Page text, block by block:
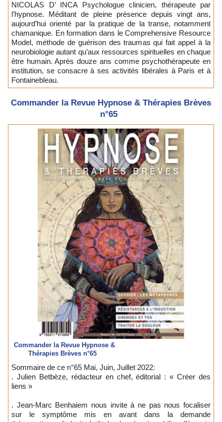
NICOLAS D’ INCA Psychologue clinicien, thérapeute par
l’hypnose. Méditant de pleine présence depuis vingt ans,
aujourd’hui orienté par la pratique de la transe, notamment
chamanique. En formation dans le Comprehensive Resource
Model, méthode de guérison des traumas qui fait appel à la
neurobiologie autant qu’aux ressources spirituelles en chaque
être humain. Après douze ans comme psychothérapeute en
institution, se consacre à ses activités libérales à Paris et à
Fontainebleau.
Commander la Revue Hypnose & Thérapies Brèves
n°65
Commander la Revue Hypnose &
Thérapies Brèves n°65
Sommaire de ce n°65 Mai, Juin, Juillet 2022:
. Julien Betbèze, rédacteur en chef, éditorial : « Créer des
liens »
. Jean-Marc Benhaiem nous invite à ne pas nous focaliser
sur le symptôme mis en avant dans la demande